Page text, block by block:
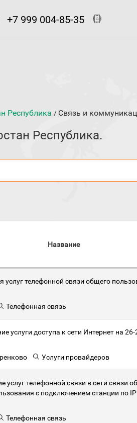
+7 999 004-85-35
Республика / Связь и
Республика.
Название
услуг телефонной связи общего
Телефонная связь
услуги доступа к сети Интернет на 26-
Услуги провайдеров
услуг телефонной связи в сети связи
с подключением станции по IP
Телефонная связь